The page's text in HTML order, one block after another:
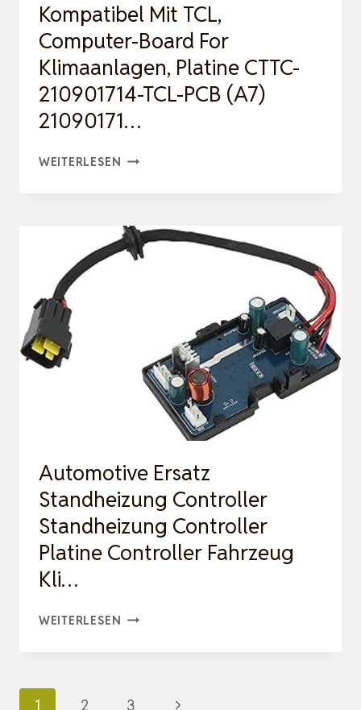
Kompatibel Mit TCL,
Computer-Board For
Klimaanlagen, Platine CTTC-
210901714-TCL-PCB (A7)
21090171…
WEITERLESEN KOMPATIBEL
COMPUTER-
BOARD
210901714-
21090171…
Automotive Ersatz
Standheizung Controller
Standheizung Controller
Platine Controller Fahrzeug
Kli…
WEITERLESEN AUTOMOTIVE
Seitennavigation
1 2 3 Nächste